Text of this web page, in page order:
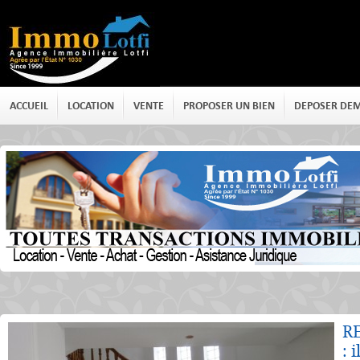
ACCUEIL LOCATION VENTE PROPOSER UN BIEN DEPOSER
Détails
: